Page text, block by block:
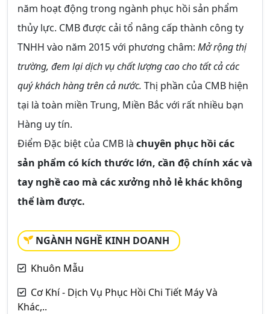
năm hoạt động trong ngành phục hồi sản phẩm
thủy lực. CMB được cải tổ nâng cấp thành công ty
TNHH vào năm 2015 với phương châm: Mở rộng thị
trường, đem lại dịch vụ chất lượng cao cho tất cả các
quý khách hàng trên cả nước. Thị phần của CMB hiện
tại là toàn miền Trung, Miền Bắc với rất nhiều bạn
Hàng uy tín.
Điểm Đặc biệt của CMB là chuyên phục hồi các
sản phẩm có kích thước lớn, cần độ chính xác và
tay nghề cao mà các xưởng nhỏ lẻ khác không
thể làm được.
NGÀNH NGHỀ KINH DOANH
Khuôn Mẫu
Cơ Khí - Dịch Vụ Phục Hồi Chi Tiết Máy Và
Khác,..